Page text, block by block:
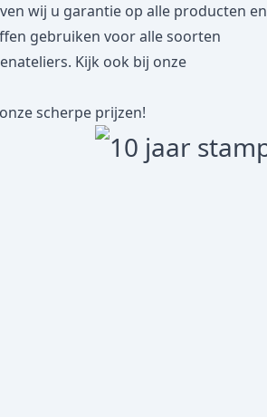
wij u garantie op alle producten en
gebruiken voor alle soorten
Kijk ook bij onze
scherpe prijzen!